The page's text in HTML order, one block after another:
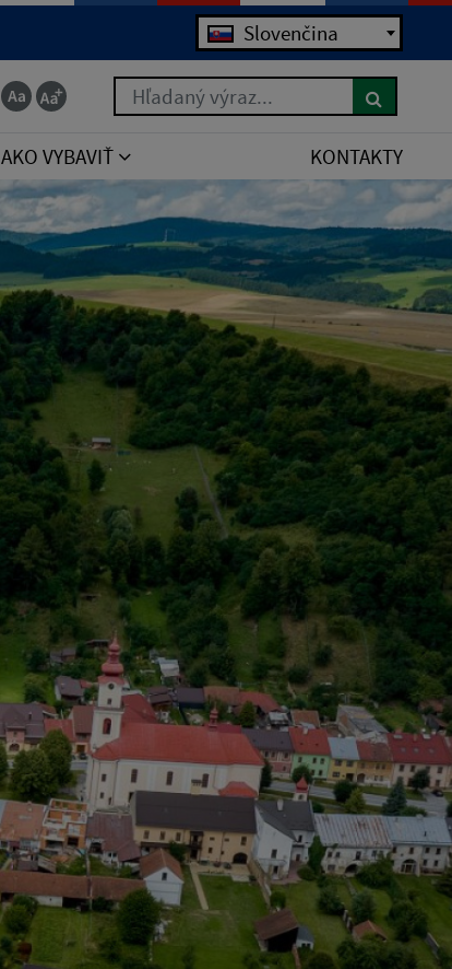
Jazyk Slovenčina
Hľadaný výraz...
AKO VYBAVIŤ KONTAKTY